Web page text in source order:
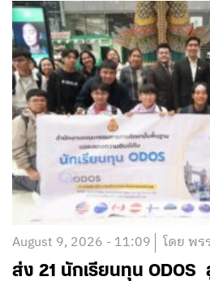
August 9, 2026 - 11:09 โดย พร
ส่ง 21 นักเรียนทุน ODOS